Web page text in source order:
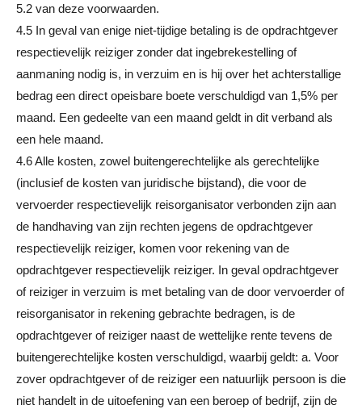
5.2 van deze voorwaarden.
4.5 In geval van enige niet-tijdige betaling is de opdrachtgever
respectievelijk reiziger zonder dat ingebrekestelling of
aanmaning nodig is, in verzuim en is hij over het achterstallige
bedrag een direct opeisbare boete verschuldigd van 1,5% per
maand. Een gedeelte van een maand geldt in dit verband als
een hele maand.
4.6 Alle kosten, zowel buitengerechtelijke als gerechtelijke
(inclusief de kosten van juridische bijstand), die voor de
vervoerder respectievelijk reisorganisator verbonden zijn aan
de handhaving van zijn rechten jegens de opdrachtgever
respectievelijk reiziger, komen voor rekening van de
opdrachtgever respectievelijk reiziger. In geval opdrachtgever
of reiziger in verzuim is met betaling van de door vervoerder of
reisorganisator in rekening gebrachte bedragen, is de
opdrachtgever of reiziger naast de wettelijke rente tevens de
buitengerechtelijke kosten verschuldigd, waarbij geldt: a. Voor
zover opdrachtgever of de reiziger een natuurlijk persoon is die
niet handelt in de uitoefening van een beroep of bedrijf, zijn de